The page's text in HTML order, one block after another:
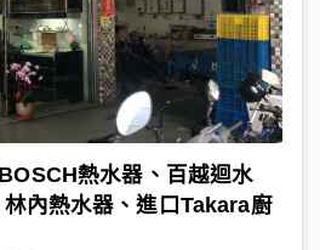
熱水器、百越迴水
內熱水器、進口Takara廚